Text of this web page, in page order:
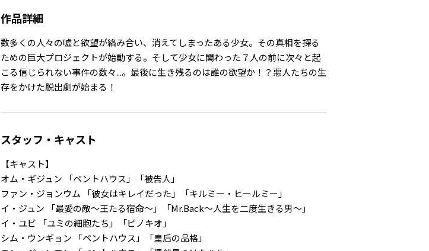
作品詳細
数多くの人々の嘘と欲望が絡み合い、消えてしまったある少女。その真相を探る
ための巨大プロジェクトが始動する。そして少女に関わった７人の前に次々と起
こる信じられない事件の数々...。最後に生き残るのは誰の欲望か！？悪人たちの生
存をかけた脱出劇が始まる！
スタッフ・キャスト
【キャスト】
オム・ギジュン 「ペントハウス」「被告人」
ファン・ジョンウム 「彼女はキレイだった」「キルミー・ヒールミー」
イ・ジュン 「最愛の敵～王たる宿命～」「Mr.Back～人生を二度生きる男～」
イ・ユビ 「ユミの細胞たち」「ピノキオ」
シム・ウンギョン 「ペントハウス」「皇后の品格」